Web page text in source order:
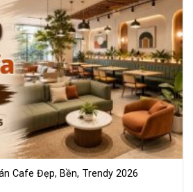
Cafe Đẹp, Bền, Trendy 2026